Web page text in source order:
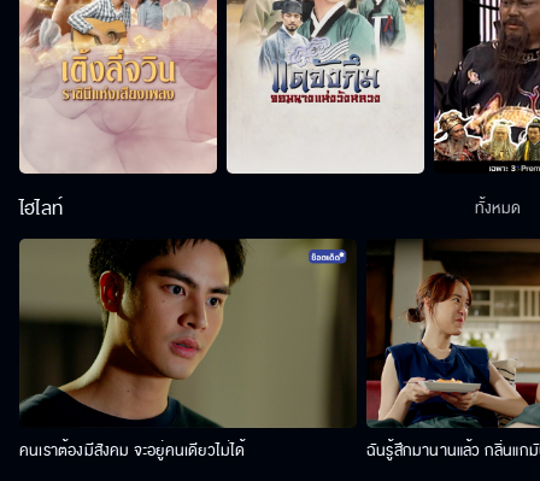
ไฮไลท์
คนเราต้องมีสังคม จะอยู่คนเดียวไม่ได้ ฉันรู้สึกมานานแล้ว กลิ่นแก
ทั้งหมด